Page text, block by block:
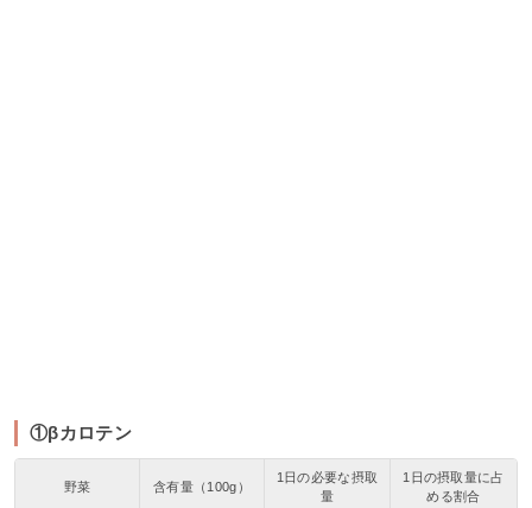
①βカロテン
野菜 含有量（100g）
1日の必要な摂取
量
1日の摂取量に占
める割合